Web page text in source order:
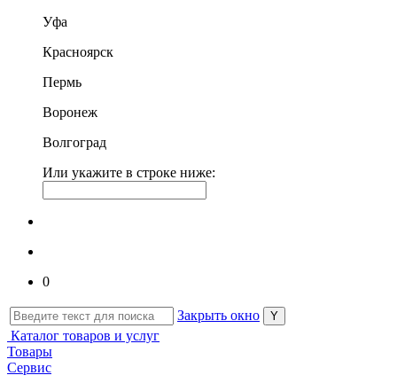
Уфа
Красноярск
Пермь
Воронеж
Волгоград
Или укажите в строке ниже:
0
Закрыть окно
Каталог товаров и услуг
Товары
Сервис